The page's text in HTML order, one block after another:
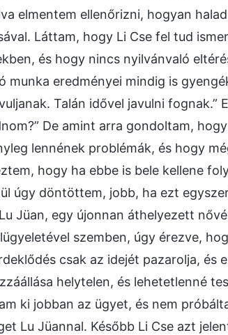
elmentem ellenőrizni, hogyan
Láttam, hogy Li Cse fel tud
és hogy nincs nyilvánvaló
munka eredményei mindig is
Talán idővel javulni fognak.”
De amint arra gondoltam,
lennének problémák, és hogy
hogy ha ebbe is bele kellene
úgy döntöttem, jobb, ha ezt
Jüan, egy újonnan áthelyezett
szemben, úgy érezve,
csak az idejét pazarolja, és
helytelen, és lehetetlenné
ki jobban az ügyet, és nem
Lu Jüannal. Később Li Cse azt